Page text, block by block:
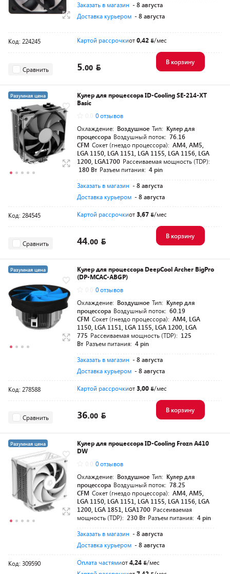
Заказать в магазин - 8 августа
Доставка курьером - 8 августа
Код: 224245 Картой рассрочкиот0,42 /мес
Сравнить 5.00
В корзину
Разумная цена
Кулер для процессора ID-Cooling SE-214-XT
Basic
0 отзывов
Охлаждение: Воздушное Тип: Кулер для
процессора Воздушный поток: 76.16
CFM Сокет (гнездо процессора): AM4, AM5,
LGA 1150, LGA 1151, LGA 1155, LGA 1156, LGA
1200, LGA1700 Рассеиваемая мощность (TDP):
180 Вт Разъем питания: 4 pin
Заказать в магазин - 8 августа
Доставка курьером - 8 августа
Код: 284545 Картой рассрочкиот3,67 /мес
Сравнить 44.00
В корзину
Разумная цена
Кулер для процессора DeepCool Archer BigPro
(DP-MCAC-ABGP)
0 отзывов
Охлаждение: Воздушное Тип: Кулер для
процессора Воздушный поток: 60.19
CFM Сокет (гнездо процессора): AM4, LGA
1150, LGA 1151, LGA 1155, LGA 1200, LGA
775 Рассеиваемая мощность (TDP): 125
Вт Разъем питания: 4 pin
Заказать в магазин - 8 августа
Доставка курьером - 8 августа
Код: 278588 Картой рассрочкиот3,00 /мес
Сравнить 36.00
В корзину
Разумная цена
Кулер для процессора ID-Cooling Frozn A410
DW
0 отзывов
Охлаждение: Воздушное Тип: Кулер для
процессора Воздушный поток: 78.25
CFM Сокет (гнездо процессора): AM4, AM5,
LGA 1150, LGA 1151, LGA 1155, LGA 1156, LGA
1200, LGA 1851, LGA1700 Рассеиваемая
мощность (TDP): 230 Вт Разъем питания: 4 pin
Заказать в магазин - 8 августа
Доставка курьером - 8 августа
Код: 309590 Оплата частямиот4,24
/мес